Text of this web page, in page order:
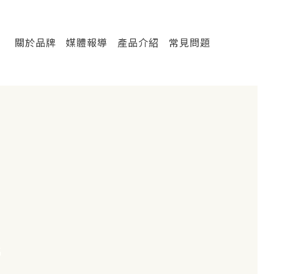
關於品牌 媒體報導 產品介紹 常見問題